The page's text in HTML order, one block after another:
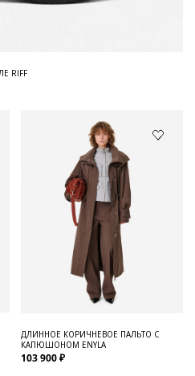
RIFF
ДЛИННОЕ КОРИЧНЕВОЕ ПАЛЬТО С
КАПЮШОНОМ ENYLA
103 900 ₽